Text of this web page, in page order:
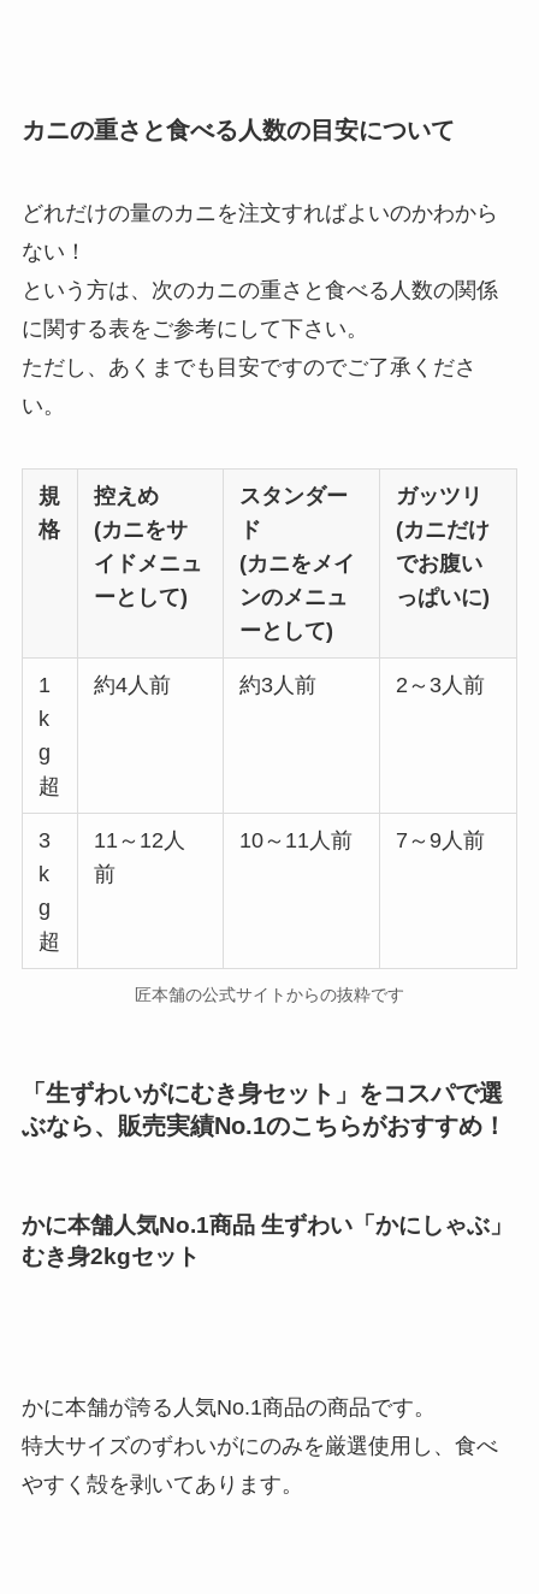
カニの重さと食べる人数の目安について
どれだけの量のカニを注文すればよいのかわから
ない！
という方は、次のカニの重さと食べる人数の関係
に関する表をご参考にして下さい。
ただし、あくまでも目安ですのでご了承くださ
い。
規
格
控えめ
(カニをサ
イドメニュ
ーとして)
スタンダー
ド
(カニをメイ
ンのメニュ
ーとして)
ガッツリ
(カニだけ
でお腹い
っぱいに)
1
k
g
超
約4人前 約3人前 2～3人前
3
k
g
超
11～12人
前
10～11人前 7～9人前
匠本舗の公式サイトからの抜粋です
「生ずわいがにむき身セット」をコスパで選
ぶなら、販売実績No.1のこちらがおすすめ！
かに本舗人気No.1商品 生ずわい「かにしゃぶ」
むき身2kgセット
かに本舗が誇る人気No.1商品の商品です。
特大サイズのずわいがにのみを厳選使用し、食べ
やすく殻を剥いてあります。